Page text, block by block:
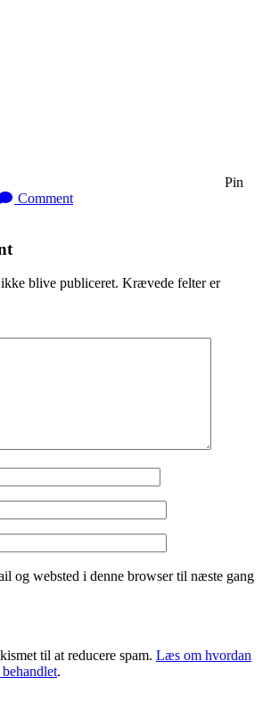
Pin
Comment
blive publiceret. Krævede felter er
og websted i denne browser til næste gang
til at reducere spam. Læs om hvordan
.